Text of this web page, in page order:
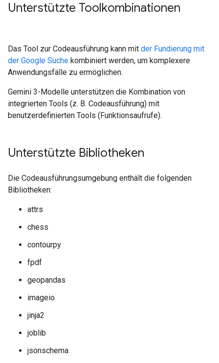
Unterstützte Toolkombinationen
Das Tool zur Codeausführung kann mit der Fundierung mit
der Google Suche kombiniert werden, um komplexere
Anwendungsfälle zu ermöglichen.
Gemini 3-Modelle unterstützen die Kombination von
integrierten Tools (z. B. Codeausführung) mit
benutzerdefinierten Tools (Funktionsaufrufe).
Unterstützte Bibliotheken
Die Codeausführungsumgebung enthält die folgenden
Bibliotheken:
attrs
chess
contourpy
fpdf
geopandas
imageio
jinja2
joblib
jsonschema